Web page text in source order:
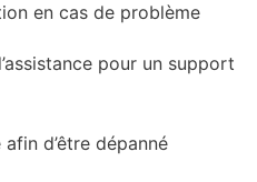
en cas de problème
pour un support
d’être dépanné